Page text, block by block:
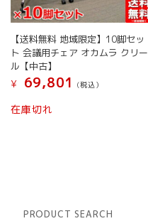
【送料無料 地域限定】10脚セッ
ト 会議用チェア オカムラ クリー
ル【中古】
¥
69,801 (税込）
在庫切れ
PRODUCT SEARCH